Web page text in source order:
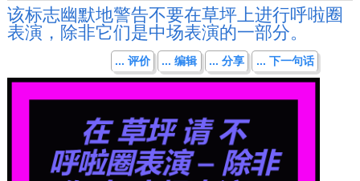
该标志幽默地警告不要在草坪上进行呼啦圈
表演，除非它们是中场表演的一部分。
... 评价 ... 编辑 ... 分享 ... 下一句话